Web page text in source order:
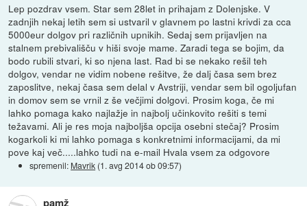
Lep pozdrav vsem. Star sem 28let in prihajam z Dolenjske. V
zadnjih nekaj letih sem si ustvaril v glavnem po lastni krivdi za cca
5000eur dolgov pri različnih upnikih. Sedaj sem prijavljen na
stalnem prebivališču v hiši svoje mame. Zaradi tega se bojim, da
bodo rubili stvari, ki so njena last. Rad bi se nekako rešil teh
dolgov, vendar ne vidim nobene rešitve, že dalj časa sem brez
zaposlitve, nekaj časa sem delal v Avstriji, vendar sem bil ogoljufan
in domov sem se vrnil z še večjimi dolgovi. Prosim koga, če mi
lahko pomaga kako najlažje in najbolj učinkovito rešiti s temi
težavami. Ali je res moja najboljša opcija osebni stečaj? Prosim
kogarkoli ki mi lahko pomaga s konkretnimi informacijami, da mi
pove kaj več.....lahko tudi na e-mail Hvala vsem za odgovore
spremenil: Mavrik (1. avg 2014 ob 09:57)
pamž